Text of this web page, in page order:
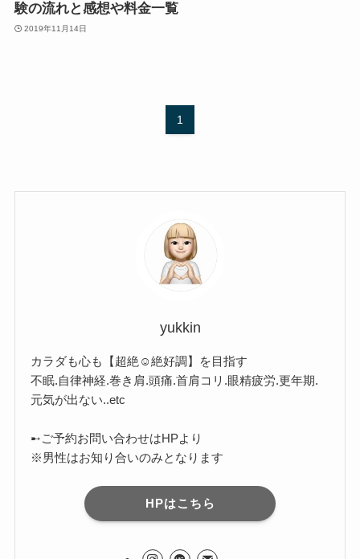
験の流れと感想や料金一覧
2019年11月14日
1
yukkin
カラダも心も【超絶☺︎絶好調】を目指す
不眠.自律神経.巻き肩.頭痛.首肩コリ.眼精疲労.更年期.
元気が出ない..etc
➸ご予約お問い合わせはHPより
※男性はお知り合いのみとなります
HPはこちら